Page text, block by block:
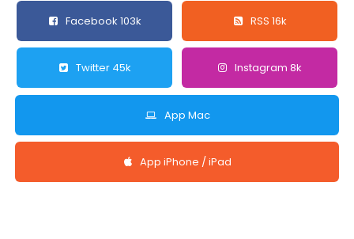
Facebook 103k RSS 16k
Twitter 45k Instagram 8k
App Mac
App iPhone / iPad